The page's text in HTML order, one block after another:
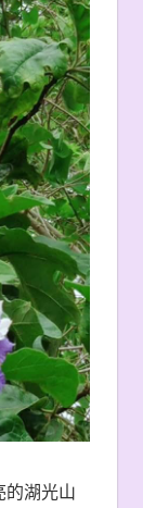
湖光山